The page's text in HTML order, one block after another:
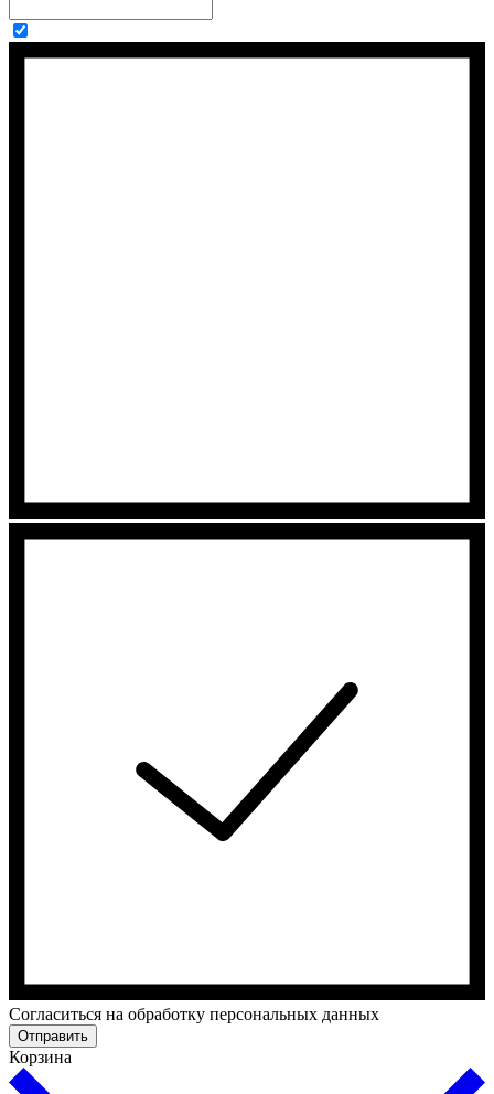
Cогласиться на обработку персональных данных
Отправить
Корзина